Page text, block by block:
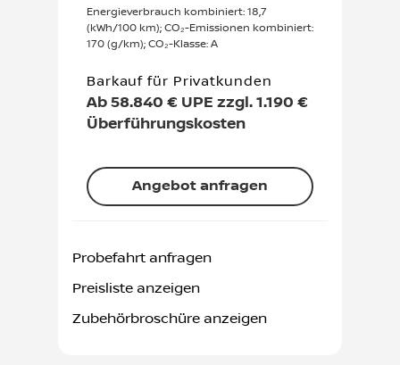
Energieverbrauch kombiniert: 18,7
(kWh/100 km); CO₂-Emissionen kombiniert:
170 (g/km); CO₂-Klasse: A
Barkauf für Privatkunden
Ab 58.840 € UPE zzgl. 1.190 €
Überführungskosten
Angebot anfragen
Probefahrt anfragen
Preisliste anzeigen
Zubehörbroschüre anzeigen